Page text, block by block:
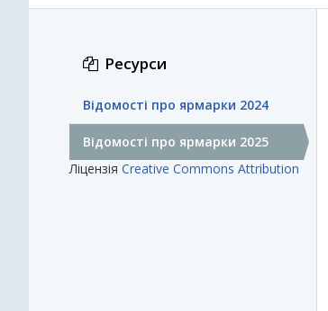
Ресурси
Відомості про ярмарки 2024
Відомості про ярмарки 2025
Ліцензія Creative Commons Attribution